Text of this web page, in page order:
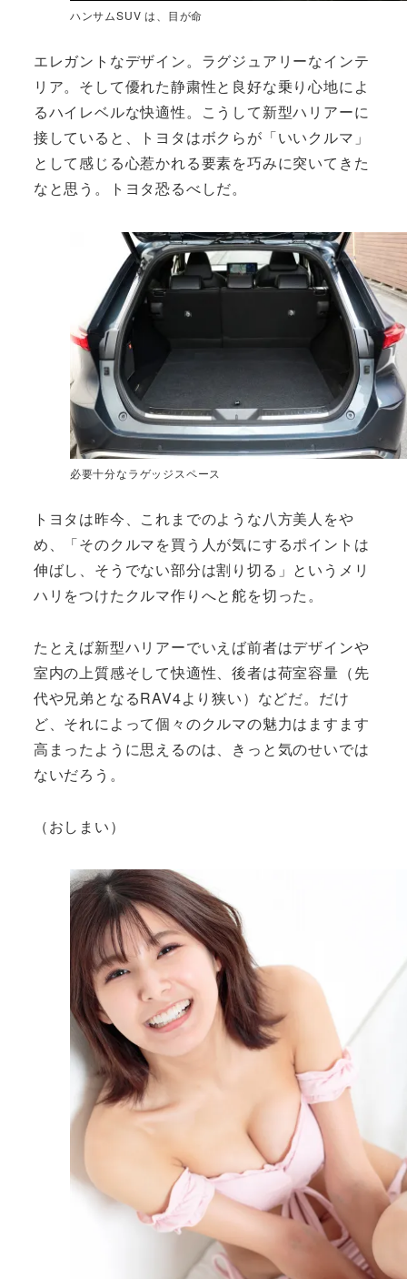
ハンサムSUV は、目が命
エレガントなデザイン。ラグジュアリーなインテ
リア。そして優れた静粛性と良好な乗り心地によ
るハイレベルな快適性。こうして新型ハリアーに
接していると、トヨタはボクらが「いいクルマ」
として感じる心惹かれる要素を巧みに突いてきた
なと思う。トヨタ恐るべしだ。
必要十分なラゲッジスペース
トヨタは昨今、これまでのような八方美人をや
め、「そのクルマを買う人が気にするポイントは
伸ばし、そうでない部分は割り切る」というメリ
ハリをつけたクルマ作りへと舵を切った。
たとえば新型ハリアーでいえば前者はデザインや
室内の上質感そして快適性、後者は荷室容量（先
代や兄弟となるRAV4より狭い）などだ。だけ
ど、それによって個々のクルマの魅力はますます
高まったように思えるのは、きっと気のせいでは
ないだろう。
（おしまい）